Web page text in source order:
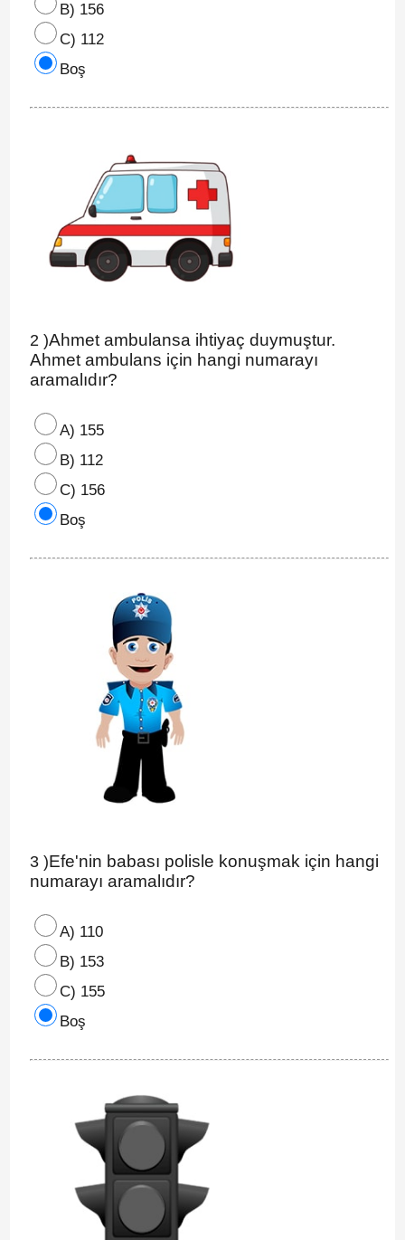
B) 156
C) 112
Boş
2 )Ahmet ambulansa ihtiyaç duymuştur.
Ahmet ambulans için hangi numarayı
aramalıdır?
A) 155
B) 112
C) 156
Boş
3 )Efe'nin babası polisle konuşmak için hangi
numarayı aramalıdır?
A) 110
B) 153
C) 155
Boş